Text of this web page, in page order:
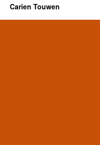
Carien Touwen